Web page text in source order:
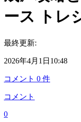
ース トレ
最終更新:
2026年4月1日10:48
コメント 0 件
コメント
0